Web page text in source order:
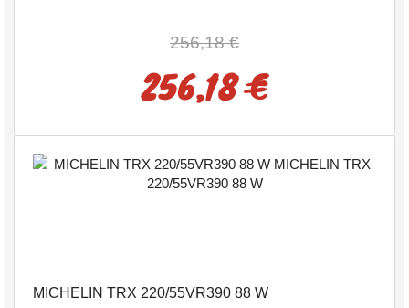
256,18 €
256,18 €
MICHELIN TRX 220/55VR390 88 W